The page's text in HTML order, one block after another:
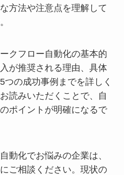
方法や注意点を理解して
クフロー自動化の基本的
が推奨される理由、具体
つの成功事例までを詳しく
読みいただくことで、自
ポイントが明確になるで
動化でお悩みの企業は、
ご相談ください。現状の